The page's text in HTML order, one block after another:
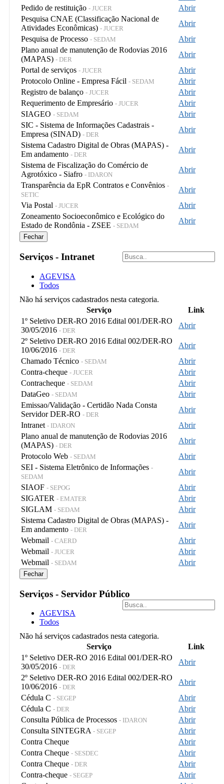
Pedido de restituição - JUCER
Abrir
Pesquisa CNAE (Classificação Nacional de
Atividades Econômicas) - JUCER
Abrir
Pesquisa de Processo - SEDAM
Abrir
Plano anual de manutenção de Rodovias 2016
(MAPAS) - DER
Abrir
Portal de serviços - JUCER
Abrir
Protocolo Online - Empresa Fácil - SEDAM
Abrir
Registro de balanço - JUCER
Abrir
Requerimento de Empresário - JUCER
Abrir
SIAGEO - SEDAM
Abrir
SIC - Sistema de Informações Cadastrais -
Empresa (SINAD) - DER
Abrir
Sistema Cadastro Digital de Obras (MAPAS) -
Em andamento - DER
Abrir
Sistema de Fiscalização do Comércio de
Agrotóxico - Siafro - IDARON
Abrir
Transparência da EpR Contratos e Convênios -
SETIC
Abrir
Via Postal - JUCER
Abrir
Zoneamento Socioeconômico e Ecológico do
Estado de Rondônia - ZSEE - SEDAM
Abrir
Fechar
Serviços - Intranet
AGEVISA
Todos
Não há serviços cadastrados nesta categoria.
Serviço
Link
1º Seletivo DER-RO 2016 Edital 001/DER-RO
30/05/2016 - DER
Abrir
2º Seletivo DER-RO 2016 Edital 002/DER-RO
10/06/2016 - DER
Abrir
Chamado Técnico - SEDAM
Abrir
Contra-cheque - JUCER
Abrir
Contracheque - SEDAM
Abrir
DataGeo - SEDAM
Abrir
Emissao/Validação - Certidão Nada Consta
Servidor DER-RO - DER
Abrir
Intranet - IDARON
Abrir
Plano anual de manutenção de Rodovias 2016
(MAPAS) - DER
Abrir
Protocolo Web - SEDAM
Abrir
SEI - Sistema Eletrônico de Informações -
SEDAM
Abrir
SIAOF - SEPOG
Abrir
SIGATER - EMATER
Abrir
SIGLAM - SEDAM
Abrir
Sistema Cadastro Digital de Obras (MAPAS) -
Em andamento - DER
Abrir
Webmail - CAERD
Abrir
Webmail - JUCER
Abrir
Webmail - SEDAM Abrir
Fechar
Serviços - Servidor Público
AGEVISA
Todos
Não há serviços cadastrados nesta categoria.
Serviço
Link
1º Seletivo DER-RO 2016 Edital 001/DER-RO
30/05/2016 - DER
Abrir
2º Seletivo DER-RO 2016 Edital 002/DER-RO
10/06/2016 - DER
Abrir
Cédula C - SEGEP
Abrir
Cédula C - DER
Abrir
Consulta Pública de Processos - IDARON
Abrir
Consulta SINTEGRA - SEGEP
Abrir
Contra Cheque
Abrir
Contra Cheque - SESDEC
Abrir
Contra Cheque - DER
Abrir
Contra-cheque - SEGEP
Abrir